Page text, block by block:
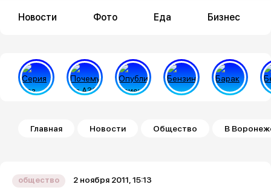
Новости Фото Еда Бизнес
Строка навигации
Главная Новости Общество В
общество 2 ноября 2011, 15:13